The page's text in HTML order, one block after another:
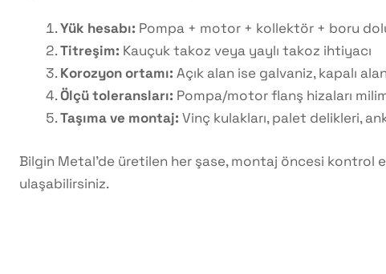
Yük hesabı: Pompa + motor + kollektör + boru
Titreşim: Kauçuk takoz veya yaylı takoz ihtiyacı
Korozyon ortamı: Açık alan ise galvaniz, kapalı
Ölçü toleransları: Pompa/motor flanş hizaları
Taşıma ve montaj: Vinç kulakları, palet delikleri,
Bilgin Metal’de üretilen her şase, montaj öncesi kontrol
ulaşabilirsiniz.